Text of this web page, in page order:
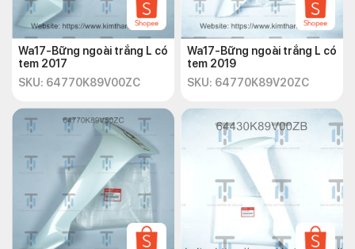
Wa17-Bững ngoài trắng L có
tem 2017
SKU: 64770K89V00ZC
Wa17-Bững ngoài trắng L có
tem 2019
SKU: 64770K89V20ZC